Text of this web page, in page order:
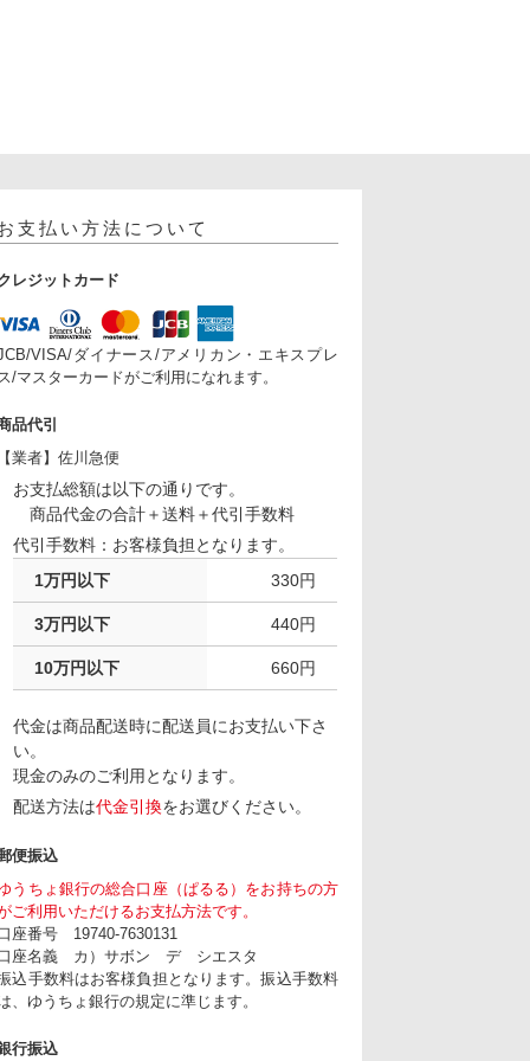
支払い方法について
レジットカード
VISA/ダイナース/アメリカン・エキスプレ
/マスターカードがご利用になれます。
品代引
業者】佐川急便
お支払総額は以下の通りです。
商品代金の合計＋送料＋代引手数料
代引手数料：お客様負担となります。
1万円以下
330円
3万円以下 440円
10万円以下 660円
代金は商品配送時に配送員にお支払い下さ
い。
現金のみのご利用となります。
配送方法は代金引換をお選びください。
便振込
うちょ銀行の総合口座（ぱるる）をお持ちの方
ご利用いただけるお支払方法です。
座番号 19740-7630131
座名義 カ）サボン デ シエスタ
込手数料はお客様負担となります。振込手数料
、ゆうちょ銀行の規定に準じます。
行振込